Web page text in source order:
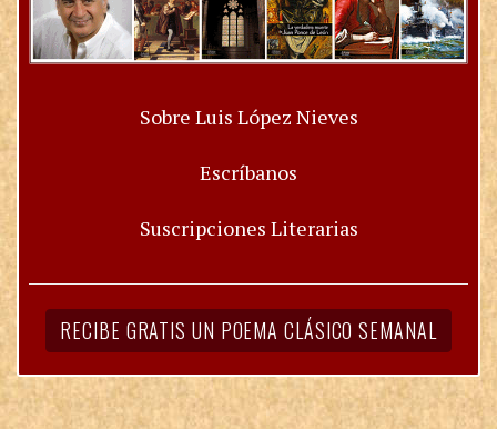
Sobre Luis López Nieves
Escríbanos
Suscripciones Literarias
RECIBE GRATIS UN POEMA CLÁSICO SEMANAL